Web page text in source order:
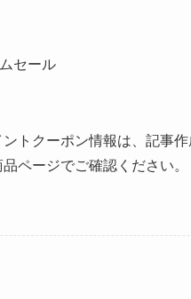
セール
トクーポン情報は、記事作
ページでご確認ください。